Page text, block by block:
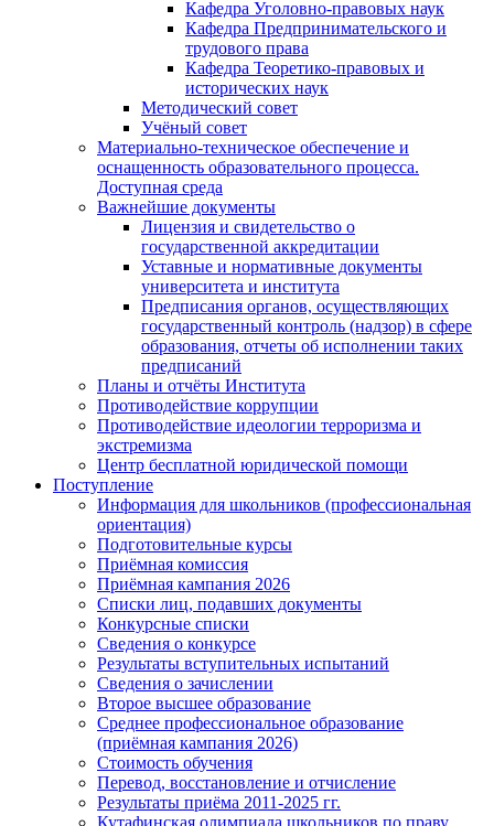
Кафедра Уголовно-правовых наук
Кафедра Предпринимательского и
трудового права
Кафедра Теоретико-правовых и
исторических наук
Методический совет
Учёный совет
Материально-техническое обеспечение и
оснащенность образовательного процесса.
Доступная среда
Важнейшие документы
Лицензия и свидетельство о
государственной аккредитации
Уставные и нормативные документы
университета и института
Предписания органов, осуществляющих
государственный контроль (надзор) в сфере
образования, отчеты об исполнении таких
предписаний
Планы и отчёты Института
Противодействие коррупции
Противодействие идеологии терроризма и
экстремизма
Центр бесплатной юридической помощи
Поступление
Информация для школьников (профессиональная
ориентация)
Подготовительные курсы
Приёмная комиссия
Приёмная кампания 2026
Списки лиц, подавших документы
Конкурсные списки
Сведения о конкурсе
Результаты вступительных испытаний
Сведения о зачислении
Второе высшее образование
Среднее профессиональное образование
(приёмная кампания 2026)
Стоимость обучения
Перевод, восстановление и отчисление
Результаты приёма 2011-2025 гг.
Кутафинская олимпиада школьников по праву